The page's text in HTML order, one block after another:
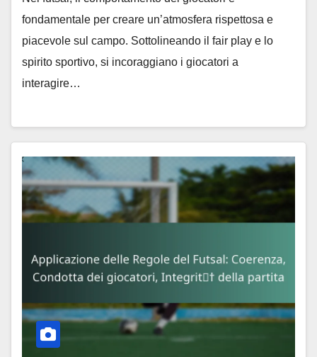
fondamentale per creare un’atmosfera rispettosa e
piacevole sul campo. Sottolineando il fair play e lo
spirito sportivo, si incoraggiano i giocatori a
interagire…